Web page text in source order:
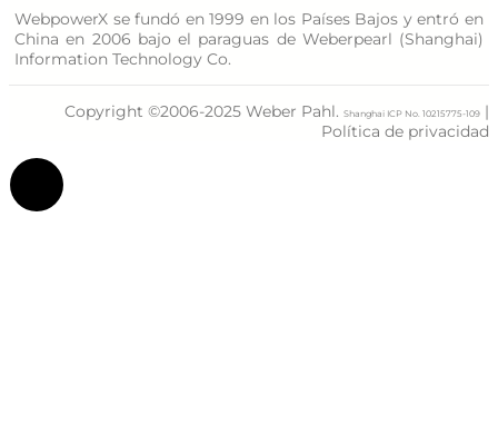
WebpowerX se fundó en 1999 en los Países Bajos y entró en
China en 2006 bajo el paraguas de Weberpearl (Shanghai)
Information Technology Co.
Copyright ©2006-2025 Weber Pahl. Shanghai ICP No. 10215775-109 |
Política de privacidad